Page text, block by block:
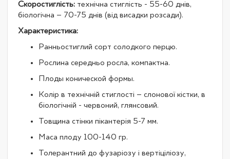
Скоростиглість: технічна стиглість - 55-60 днів,
біологічна – 70-75 днів (від висадки розсади).
Характеристика:
Ранньостиглий сорт солодкого перцю.
Рослина середньо росла, компактна.
Плоды конической формы.
Колір в технічній стиглості – слонової кістки, в
біологічній - червоний, глянсовий.
Товщина стінки пікантерія 5-7 мм.
Маса плоду 100-140 гр.
Толерантний до фузаріозу і вертіціліозу,